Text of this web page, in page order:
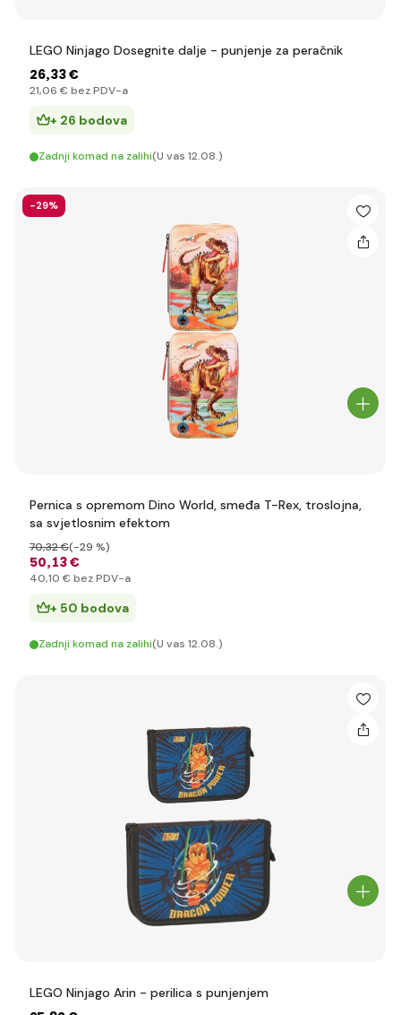
LEGO Ninjago Dosegnite dalje - punjenje za peračnik
26,33 €
21,06 € bez PDV-a
+ 26 bodova
Zadnji komad na zalihi(U vas 12.08.)
-29%
Pernica s opremom Dino World, smeđa T-Rex, troslojna,
sa svjetlosnim efektom
50,13 €
70,32 €(-29 %)
40,10 € bez PDV-a
+ 50 bodova
Zadnji komad na zalihi(U vas 12.08.)
LEGO Ninjago Arin - perilica s punjenjem